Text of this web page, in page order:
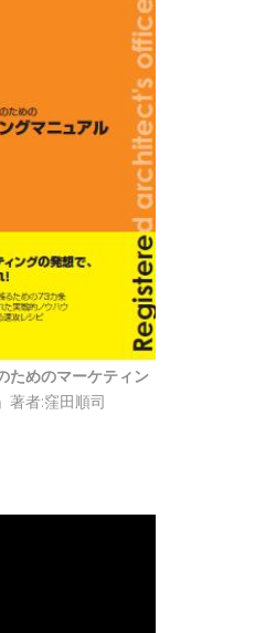
ためのマーケティン
著者:窪田順司